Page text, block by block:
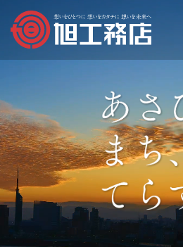
会社案内
事業内容
施工実績
数字で見るあさひ